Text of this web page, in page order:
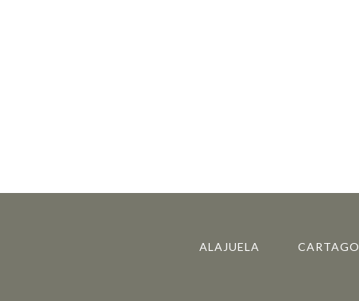
ALAJUELA CARTAGO